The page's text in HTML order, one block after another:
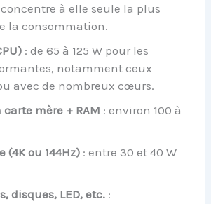
à elle seule la plus
la consommation.
: de 65 à 125 W pour les
notamment ceux
avec de nombreux cœurs.
mère + RAM : environ 100 à
(4K ou 144Hz) : entre 30 et 40 W
disques, LED, etc. :